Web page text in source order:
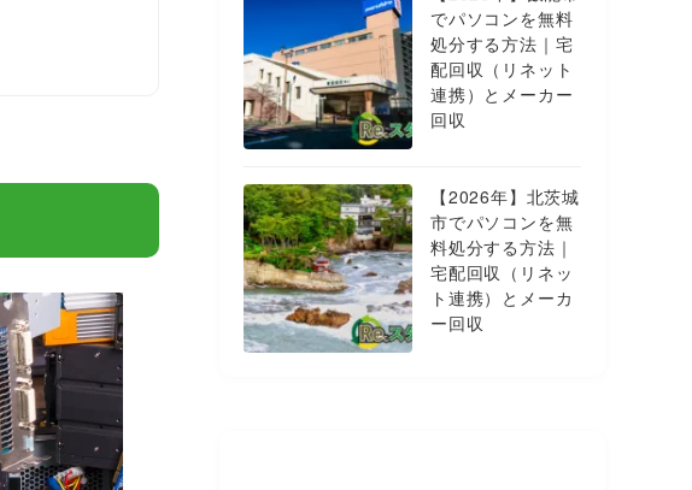
でパソコンを無料
処分する方法｜宅
配回収（リネット
連携）とメーカー
回収
【2026年】北茨城
市でパソコンを無
料処分する方法｜
宅配回収（リネッ
ト連携）とメーカ
ー回収